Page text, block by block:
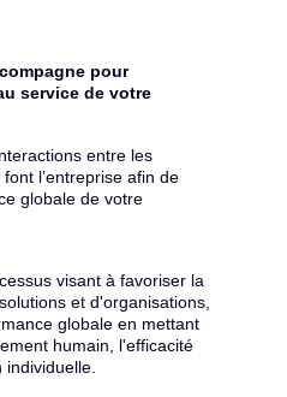
pour
service de votre
entre les
l’entreprise afin de
globale de votre
visant à favoriser la
et d'organisations,
globale en mettant
humain, l'efficacité